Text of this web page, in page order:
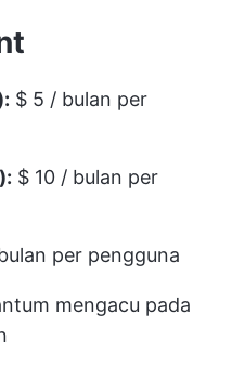
$ 5 / bulan per
$ 10 / bulan per
per pengguna
mengacu pada